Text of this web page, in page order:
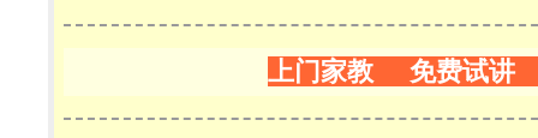
上门家教 免费试讲